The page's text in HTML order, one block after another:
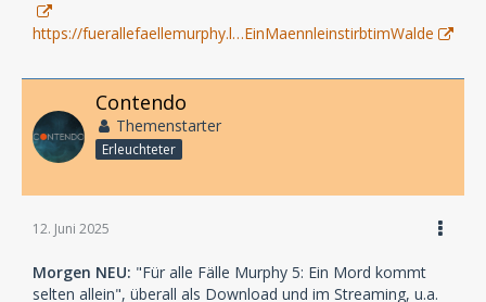
https://fuerallefaellemurphy.l…EinMaennleinstirbtimWalde
Contendo
Themenstarter
Erleuchteter
12. Juni 2025
Morgen NEU: "Für alle Fälle Murphy 5: Ein Mord kommt
selten allein", überall als Download und im Streaming, u.a.